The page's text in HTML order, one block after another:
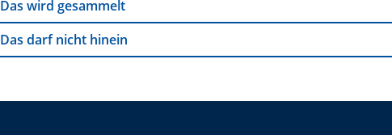
Das wird gesammelt
Das darf nicht hinein